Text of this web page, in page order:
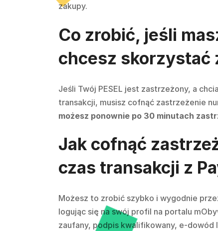
zakupy.
Co zrobić, jeśli
chcesz skorzystać
Jeśli Twój PESEL jest zastrzeżony, a
transakcji, musisz cofnąć zastrzeżenie
możesz ponownie po 30 minutach
Jak cofnąć
czas transakcji z
Możesz to zrobić szybko i wygodnie
logując się na swój profil na portalu
zaufany, podpis kwalifikowany, e-